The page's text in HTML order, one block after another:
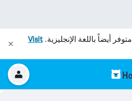
متوفر أيضاً باللغة الإنجليزية.Visit